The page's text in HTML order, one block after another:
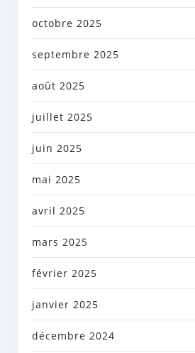
octobre 2025
septembre 2025
août 2025
juillet 2025
juin 2025
mai 2025
avril 2025
mars 2025
février 2025
janvier 2025
décembre 2024